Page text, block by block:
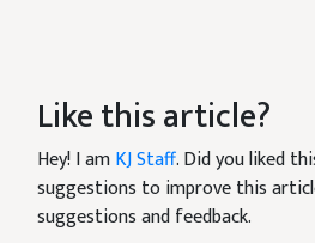
Like this article?
Hey! I amKJ Staff. Did you liked
suggestions to improve this
suggestions and feedback.